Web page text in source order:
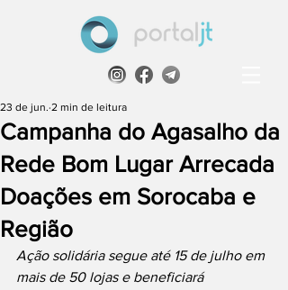
Campanha do Agasalho da
Rede Bom Lugar Arrecada
Doações em Sorocaba e
Região
23 de jun. 2 min de leitura
Ação solidária segue até 15 de julho em
mais de 50 lojas e beneficiará